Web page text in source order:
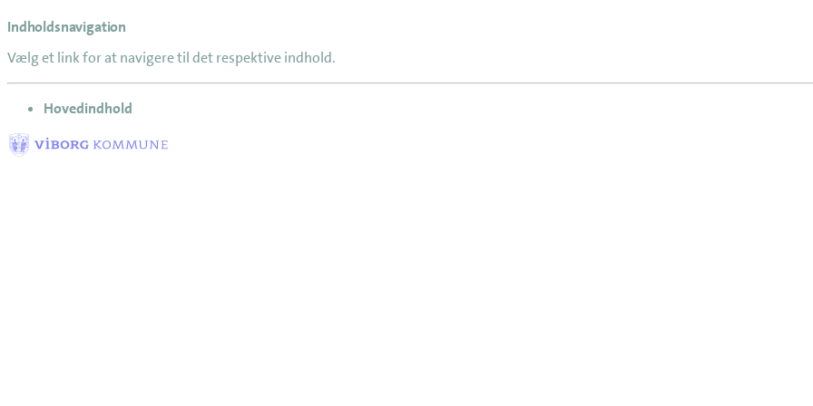
Indholdsnavigation
Vælg et link for at navigere til det respektive indhold.
gå til
Hovedindhold